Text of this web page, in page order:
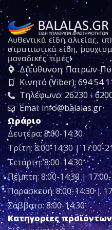
Αυθεντικά είδη αλιείας,
στρατιωτικά είδη,
μοναδικές τιμές!
Διεύθυνση: Πατρών-
Κινητό (Viber): 694 54
Τηλέφωνο: 26230 -
Emai: info@balalas.gr
Ωράριο
Δευτέρα: 8:00-14:30
Τρίτη: 8:00-14:30 | 17:00-
Τετάρτη: 8:00-14:30
Πέμπτη: 8:00-14:30 |
Παρασκευή: 8:00-14:30 |
Σάββατο: 8:00-14:30
Κατηγορίες προϊόντων